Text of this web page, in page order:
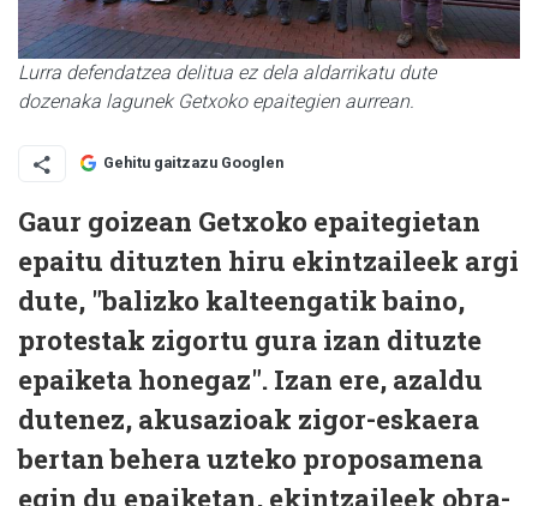
Lurra defendatzea delitua ez dela aldarrikatu dute
dozenaka lagunek Getxoko epaitegien aurrean.
Gehitu gaitzazu Googlen
Gaur goizean Getxoko epaitegietan
epaitu dituzten hiru ekintzaileek argi
dute, "balizko kalteengatik baino,
protestak zigortu gura izan dituzte
epaiketa honegaz". Izan ere, azaldu
dutenez, akusazioak zigor-eskaera
bertan behera uzteko proposamena
egin du epaiketan, ekintzaileek obra-